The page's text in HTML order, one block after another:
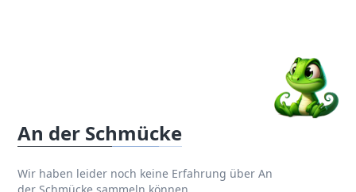
An der Schmücke
Wir haben leider noch keine Erfahrung über An